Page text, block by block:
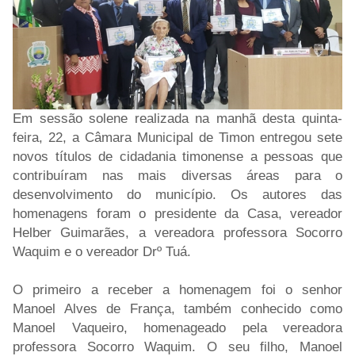
Em sessão solene realizada na manhã desta quinta-
feira, 22, a Câmara Municipal de Timon entregou sete
novos títulos de cidadania timonense a pessoas que
contribuíram nas mais diversas áreas para o
desenvolvimento do município. Os autores das
homenagens foram o presidente da Casa, vereador
Helber Guimarães, a vereadora professora Socorro
Waquim e o vereador Drº Tuá.
O primeiro a receber a homenagem foi o senhor
Manoel Alves de França, também conhecido como
Manoel Vaqueiro, homenageado pela vereadora
professora Socorro Waquim. O seu filho, Manoel